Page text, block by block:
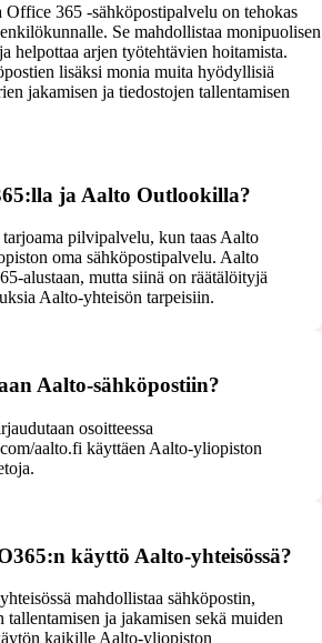
365 -sähköpostipalvelu on tehokas
Se mahdollistaa monipuolisen
helpottaa arjen työtehtävien hoitamista.
lisäksi monia muita hyödyllisiä
jakamisen ja tiedostojen tallentamisen
ja Aalto Outlookilla?
pilvipalvelu, kun taas Aalto
oma sähköpostipalvelu. Aalto
alustaan, mutta siinä on räätälöityjä
Aalto-yhteisön tarpeisiin.
Aalto-sähköpostiin?
osoitteessa
aalto.fi käyttäen Aalto-yliopiston
käyttö Aalto-yhteisössä?
mahdollistaa sähköpostin,
tallentamisen ja jakamisen sekä muiden
kaikille Aalto-yliopiston